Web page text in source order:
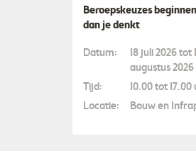
Beroepskeuzes
dan je denkt
Datum:
18 juli 2026 tot
augustus 2026
Tijd:
10.00 tot 17.00
Locatie:
Bouw en